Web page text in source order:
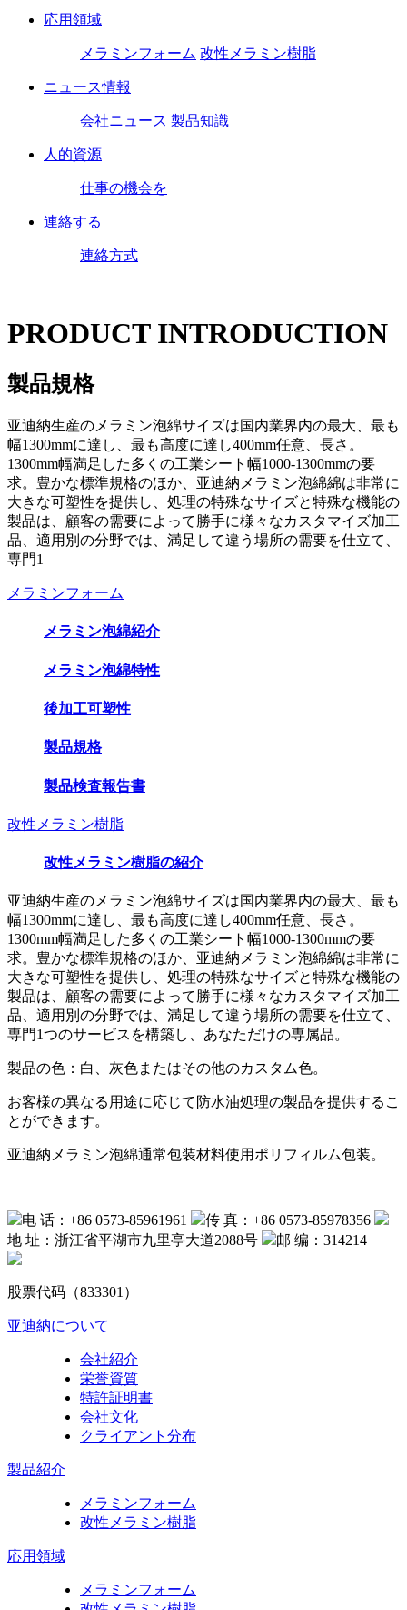
応用領域
メラミンフォーム 改性メラミン樹脂
ニュース情報
会社ニュース 製品知識
人的資源
仕事の機会を
連絡する
連絡方式
PRODUCT INTRODUCTION
製品規格
亚迪納生産のメラミン泡綿サイズは国内業界内の最大、最も
幅1300mmに達し、最も高度に達し400mm任意、長さ。
1300mm幅満足した多くの工業シート幅1000-1300mmの要
求。豊かな標準規格のほか、亚迪納メラミン泡綿綿は非常に
大きな可塑性を提供し、処理の特殊なサイズと特殊な機能の
製品は、顧客の需要によって勝手に様々なカスタマイズ加工
品、適用別の分野では、満足して違う場所の需要を仕立て、
専門1
メラミンフォーム
メラミン泡綿紹介
メラミン泡綿特性
後加工可塑性
製品規格
製品検査報告書
改性メラミン樹脂
改性メラミン樹脂の紹介
亚迪納生産のメラミン泡綿サイズは国内業界内の最大、最も
幅1300mmに達し、最も高度に達し400mm任意、長さ。
1300mm幅満足した多くの工業シート幅1000-1300mmの要
求。豊かな標準規格のほか、亚迪納メラミン泡綿綿は非常に
大きな可塑性を提供し、処理の特殊なサイズと特殊な機能の
製品は、顧客の需要によって勝手に様々なカスタマイズ加工
品、適用別の分野では、満足して違う場所の需要を仕立て、
専門1つのサービスを構築し、あなただけの専属品。
製品の色：白、灰色またはその他のカスタム色。
お客様の異なる用途に応じて防水油処理の製品を提供するこ
とができます。
亚迪納メラミン泡綿通常包装材料使用ポリフィルム包装。
电 话：+86 0573-85961961
传 真：+86 0573-85978356
地 址：浙江省平湖市九里亭大道2088号
邮 编：314214
股票代码（833301）
亚迪納について
会社紹介
栄誉資質
特許証明書
会社文化
クライアント分布
製品紹介
メラミンフォーム
改性メラミン樹脂
応用領域
メラミンフォーム